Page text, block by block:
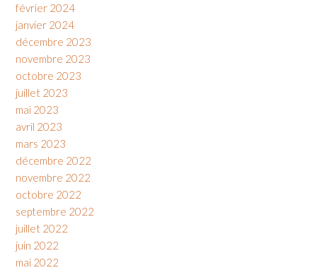
février 2024
janvier 2024
décembre 2023
novembre 2023
octobre 2023
juillet 2023
mai 2023
avril 2023
mars 2023
décembre 2022
novembre 2022
octobre 2022
septembre 2022
juillet 2022
juin 2022
mai 2022